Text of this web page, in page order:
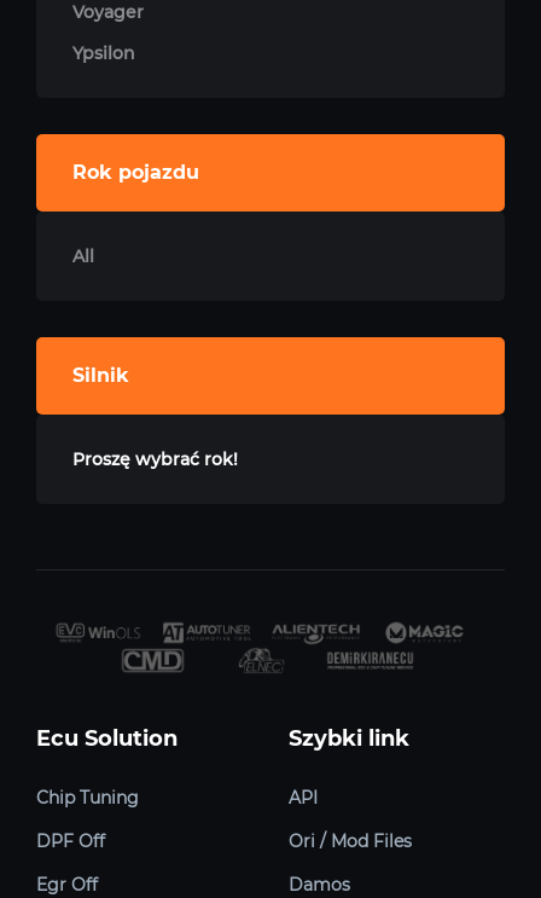
Voyager
Ypsilon
Rok pojazdu
All
Silnik
Proszę wybrać rok!
Ecu Solution
Chip Tuning
DPF Off
Egr Off
Szybki link
API
Ori / Mod Files
Damos